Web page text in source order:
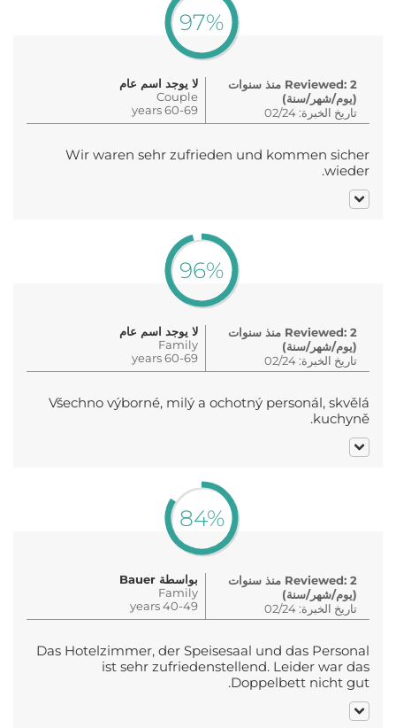
97%
لا يوجد اسم عام
Couple
60-69 years
Reviewed: 2 منذ سنوات
(يوم/شهر/سنة)
تاريخ الخبرة: 02/24
Wir waren sehr zufrieden und kommen sicher
wieder.
96%
لا يوجد اسم عام
Family
60-69 years
Reviewed: 2 منذ سنوات
(يوم/شهر/سنة)
تاريخ الخبرة: 02/24
Všechno výborné, milý a ochotný personál, skvělá
kuchyně.
84%
بواسطة Bauer
Family
40-49 years
Reviewed: 2 منذ سنوات
(يوم/شهر/سنة)
تاريخ الخبرة: 02/24
Das Hotelzimmer, der Speisesaal und das Personal
ist sehr zufriedenstellend. Leider war das
Doppelbett nicht gut.